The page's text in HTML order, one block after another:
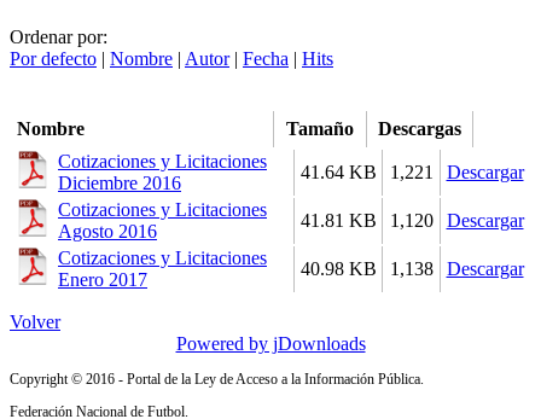
Ordenar por:
Por defecto | Nombre | Autor| Fecha | Hits
Nombre Tamaño
Descargas
Cotizaciones y Licitaciones
Diciembre 2016
41.64 KB 1,221
Descargar
Cotizaciones y Licitaciones
Agosto 2016
41.81 KB 1,120
Descargar
Cotizaciones y Licitaciones
Enero 2017
40.98 KB 1,138 Descargar
Volver
Powered by jDownloads
Copyright © 2016 - Portal de la Ley de Acceso a la Información Pública.
Federación Nacional de Futbol.